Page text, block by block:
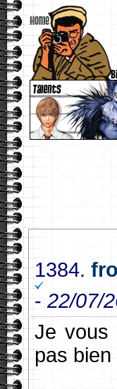
1384.
- 22/07/
Je vous
pas bien